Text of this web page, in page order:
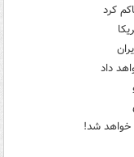
کرد
داد
خواهد شد!